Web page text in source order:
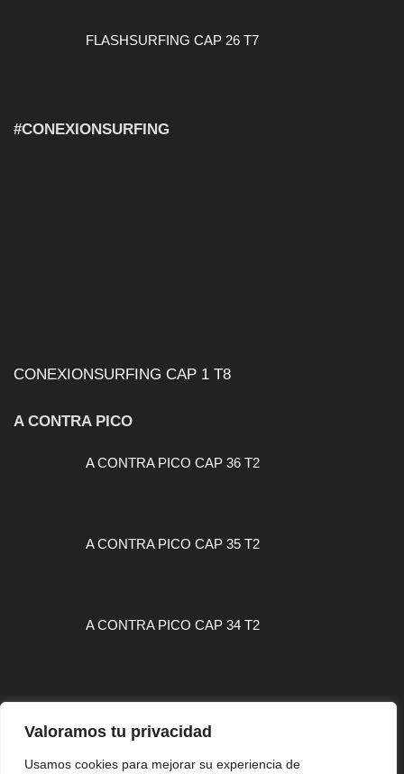
Valoramos tu privacidad
Usamos cookies para mejorar su experiencia de
FLASHSURFING CAP 26 T7
#CONEXIONSURFING
CONEXIONSURFING CAP 1 T8
A CONTRA PICO
A CONTRA PICO CAP 36 T2
A CONTRA PICO CAP 35 T2
A CONTRA PICO CAP 34 T2